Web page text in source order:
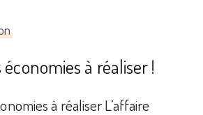
à réaliser !
à réaliser L’affaire